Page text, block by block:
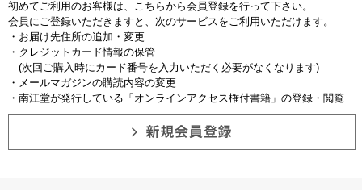
初めてご利用のお客様は、こちらから会員登録を行って下さい。
会員にご登録いただきますと、次のサービスをご利用いただけます。
・お届け先住所の追加・変更
・クレジットカード情報の保管
(次回ご購入時にカード番号を入力いただく必要がなくなります)
・メールマガジンの購読内容の変更
・南江堂が発行している「オンラインアクセス権付書籍」の登録・閲覧